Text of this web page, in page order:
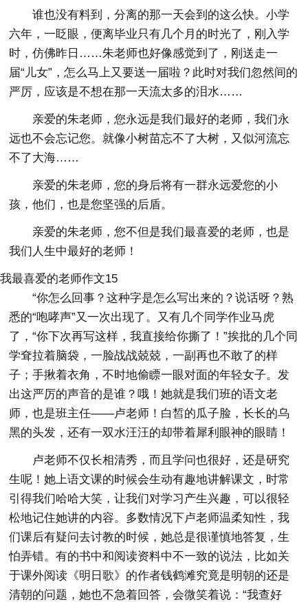
谁也没有料到，分离的那一天会到的这么快。小学
六年，一眨眼，便离毕业只有几个月的时光了，刚入学
时，仿佛昨日……朱老师也好像感觉到了，刚送走一
届“儿女”，怎么马上又要送一届啦？此时对我们忽然间的
严厉，应该是不想在那一天流太多的泪水……
亲爱的朱老师，您永远是我们最好的老师，我们永
远也不会忘记您。就像小树苗忘不了大树，又似河流忘
不了大海……
亲爱的朱老师，您的身后将有一群永远爱您的小
孩，他们，也是您坚强的后盾。
亲爱的朱老师，您不但是我们最喜爱的老师，也是
我们人生中最好的老师！
我最喜爱的老师作文15
“你怎么回事？这种字是怎么写出来的？说话呀？熟
悉的“咆哮声”又一次出现了。又有几个同学作业马虎
了，“你下次再写这样，我直接给你撕了！”挨批的几个同
学耷拉着脑袋，一脸战战兢兢，一副再也不敢了的样
子；手揪着衣角，不时地偷瞟一眼对面的年轻女子。发
出这严厉的声音的是谁？哦！她就是我们班的语文老
师，也是班主任——卢老师！白皙的瓜子脸，长长的乌
黑的头发，还有一双水汪汪的却带着犀利眼神的眼睛！
卢老师不仅长相清秀，而且学问也很好，还是研究
生呢！她上语文课的时候会生动有趣地讲解课文，时常
引得我们哈哈大笑，让我们对学习产生兴趣，可以很轻
松地记住她讲的内容。多数情况下卢老师温柔知性，我
们课后有疑问去讨教的时候，她总是很谨慎地答复，生
怕弄错。有的书中和阅读资料中不一致的说法，比如关
于课外阅读《明日歌》的作者钱鹤滩究竟是明朝的还是
清朝的问题，她也不急着回答，会微笑着说：“我查好